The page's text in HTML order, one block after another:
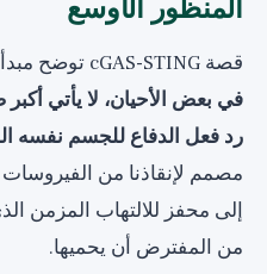
المنظور الأوسع
قصة cGAS-STING توضح مبدأ عميقًا في أبحاث الشيخوخة:
في بعض الأحيان، لا يأتي
رد فعل الدفاع للجسم نفسه
مصمم لإنقاذنا من
إلى محفز للالتهاب المزمن
من المفترض أن يحميها.